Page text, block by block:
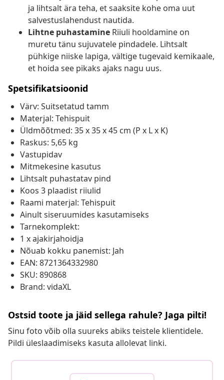
ja lihtsalt ära teha, et saaksite kohe oma uut
salvestuslahendust nautida.
Lihtne puhastamine Riiuli hooldamine on
muretu tänu sujuvatele pindadele. Lihtsalt
pühkige niiske lapiga, vältige tugevaid kemikaale,
et hoida see pikaks ajaks nagu uus.
Spetsifikatsioonid
Värv: Suitsetatud tamm
Materjal: Tehispuit
Üldmõõtmed: 35 x 35 x 45 cm (P x L x K)
Raskus: 5,65 kg
Vastupidav
Mitmekesine kasutus
Lihtsalt puhastatav pind
Koos 3 plaadist riiulid
Raami materjal: Tehispuit
Ainult siseruumides kasutamiseks
Tarnekomplekt:
1 x ajakirjahoidja
Nõuab kokku panemist: Jah
EAN: 8721364332980
SKU: 890868
Brand: vidaXL
Ostsid toote ja jäid sellega rahule? Jaga pilti!
Sinu foto võib olla suureks abiks teistele klientidele.
Pildi üleslaadimiseks kasuta allolevat linki.